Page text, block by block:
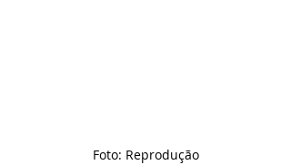
Foto: Reprodução